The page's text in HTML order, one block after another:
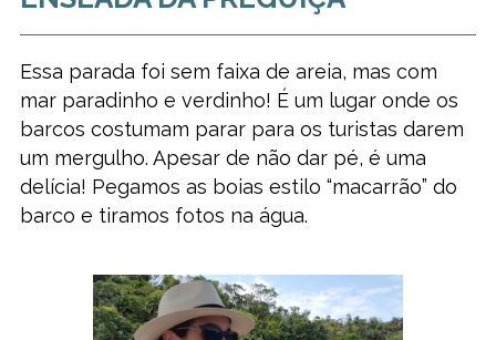
Essa parada foi sem faixa de areia, mas com
mar paradinho e verdinho! É um lugar onde os
barcos costumam parar para os turistas darem
um mergulho. Apesar de não dar pé, é uma
delícia! Pegamos as boias estilo “macarrão” do
barco e tiramos fotos na água.